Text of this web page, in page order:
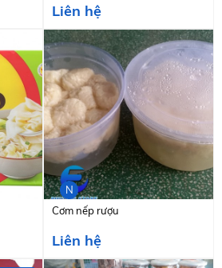
Liên hệ
N
Cơm nếp rượu
Liên hệ